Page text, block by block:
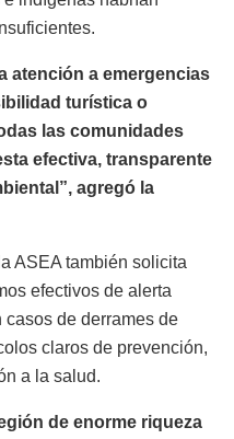
atención a emergencias
turística o
las comunidades
efectiva, transparente
agregó la
ASEA también solicita
efectivos de alerta
de derrames de
claros de prevención,
a la salud.
de enorme riqueza